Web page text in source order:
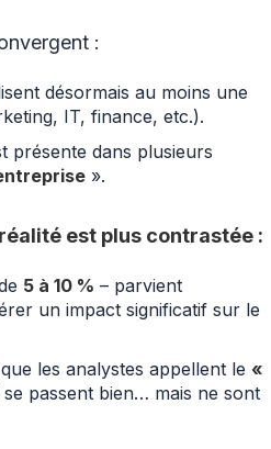
:
désormais au moins une
IT, finance, etc.).
présente dans plusieurs
».
est plus contrastée :
5 à 10 % – parvient
un impact significatif sur le
les analystes appellent le «
se passent bien… mais ne sont